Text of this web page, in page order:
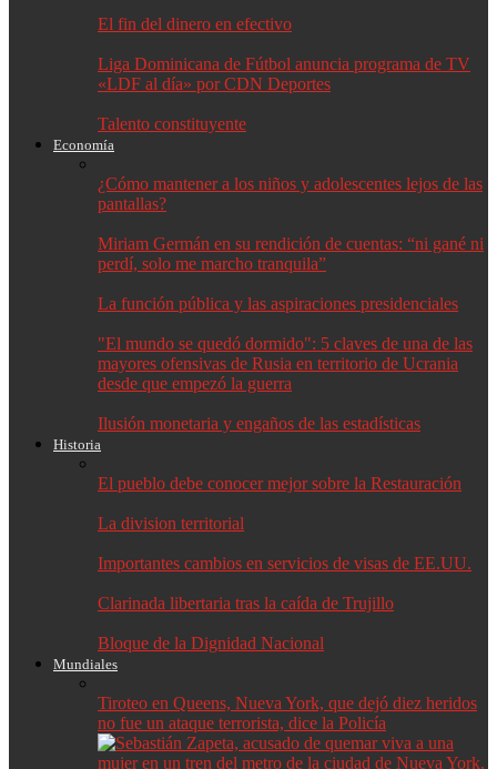
El fin del dinero en efectivo
Liga Dominicana de Fútbol anuncia programa de TV
«LDF al día» por CDN Deportes
Talento constituyente
Economía
¿Cómo mantener a los niños y adolescentes lejos de las
pantallas?
Miriam Germán en su rendición de cuentas: “ni gané ni
perdí, solo me marcho tranquila”
La función pública y las aspiraciones presidenciales
"El mundo se quedó dormido": 5 claves de una de las
mayores ofensivas de Rusia en territorio de Ucrania
desde que empezó la guerra
Ilusión monetaria y engaños de las estadísticas
Historia
El pueblo debe conocer mejor sobre la Restauración
La division territorial
Importantes cambios en servicios de visas de EE.UU.
Clarinada libertaria tras la caída de Trujillo
Bloque de la Dignidad Nacional
Mundiales
Tiroteo en Queens, Nueva York, que dejó diez heridos
no fue un ataque terrorista, dice la Policía